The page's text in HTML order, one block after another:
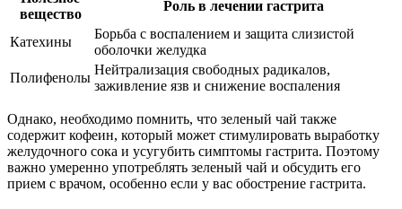
вещество
Роль в лечении гастрита
Катехины
Борьба с воспалением и защита слизистой
оболочки желудка
Полифенолы
Нейтрализация свободных радикалов,
заживление язв и снижение воспаления
Однако, необходимо помнить, что зеленый чай также
содержит кофеин, который может стимулировать выработку
желудочного сока и усугубить симптомы гастрита. Поэтому
важно умеренно употреблять зеленый чай и обсудить его
прием с врачом, особенно если у вас обострение гастрита.